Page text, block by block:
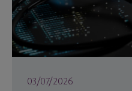
03/07/2026